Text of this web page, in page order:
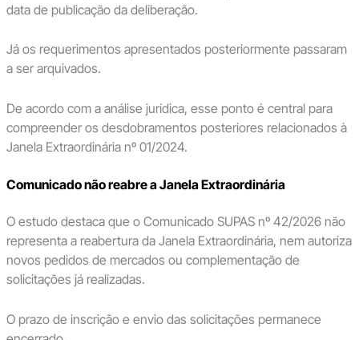
data de publicação da deliberação.
Já os requerimentos apresentados posteriormente passaram
a ser arquivados.
De acordo com a análise jurídica, esse ponto é central para
compreender os desdobramentos posteriores relacionados à
Janela Extraordinária nº 01/2024.
Comunicado não reabre a Janela Extraordinária
O estudo destaca que o Comunicado SUPAS nº 42/2026 não
representa a reabertura da Janela Extraordinária, nem autoriza
novos pedidos de mercados ou complementação de
solicitações já realizadas.
O prazo de inscrição e envio das solicitações permanece